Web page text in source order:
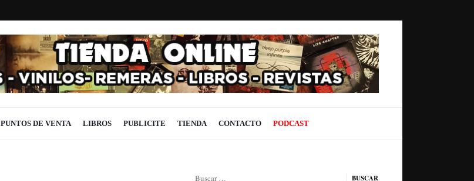
PUNTOS DE VENTA LIBROS PUBLICITE TIENDA CONTACTO PODCAST
Buscar: